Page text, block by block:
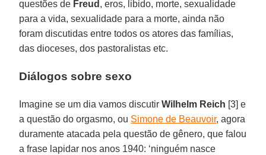
questões de Freud , eros, libido, morte, sexualidade
para a vida, sexualidade para a morte, ainda não
foram discutidas entre todos os atores das famílias,
das dioceses, dos pastoralistas etc.
Diálogos sobre sexo
Imagine se um dia vamos discutirWilhelm Reich [3] e
a questão do orgasmo, ou Simone de Beauvoir, agora
duramente atacada pela questão de gênero, que falou
a frase lapidar nos anos 1940: ‘ninguém nasce